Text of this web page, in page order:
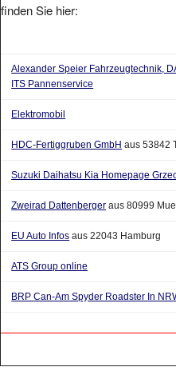
finden Sie hier:
Alexander Speier Fahrzeugtechnik,
ITS Pannenservice
Elektromobil
HDC-Fertiggruben GmbH aus 53842
Suzuki Daihatsu Kia Homepage
Zweirad Dattenberger aus 80999
EU Auto Infos aus 22043 Hamburg
ATS Group online
BRP Can-Am Spyder Roadster In